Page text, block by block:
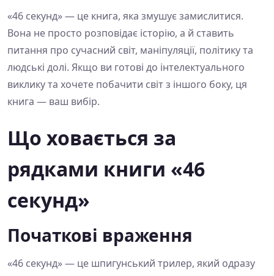
«46 секунд» — це книга, яка змушує замислитися.
Вона не просто розповідає історію, а й ставить
питання про сучасний світ, маніпуляції, політику та
людські долі. Якщо ви готові до інтелектуального
виклику та хочете побачити світ з іншого боку, ця
книга — ваш вибір.
Що ховається за
рядками книги «46
секунд»
Початкові враження
«46 секунд» — це шпигунський трилер, який одразу